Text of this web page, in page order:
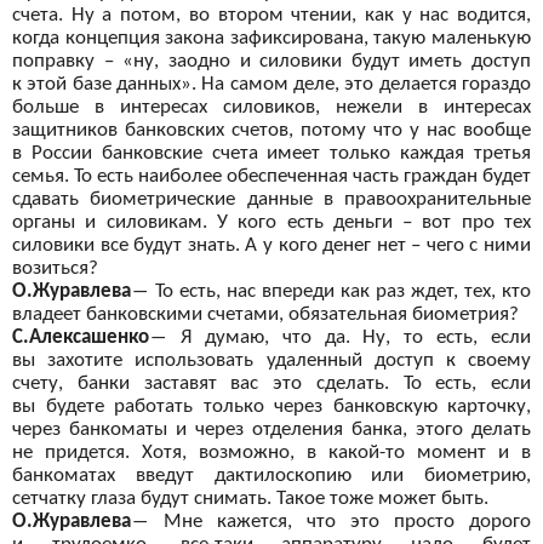
счета. Ну а потом, во втором чтении, как у нас водится,
когда концепция закона зафиксирована, такую маленькую
поправку – «ну, заодно и силовики будут иметь доступ
к этой базе данных». На самом деле, это делается гораздо
больше в
интересах силовиков, нежели в
интересах
защитников банковских счетов, потому что у нас вообще
в России банковские счета имеет только каждая третья
семья. То есть наиболее обеспеченная часть граждан будет
сдавать биометрические данные в
правоохранительные
органы и силовикам. У кого есть деньги – вот про тех
силовики все будут знать. А у кого денег нет – чего с ними
возиться?
О.Журавлева― То есть, нас впереди как раз ждет, тех, кто
владеет банковскими счетами, обязательная биометрия?
С.Алексашенко― Я думаю, что да. Ну, то
есть, если
вы
захотите использовать удаленный доступ к своему
счету, банки заставят вас это сделать. То
есть, если
вы будете работать только через банковскую карточку,
через банкоматы и через отделения банка, этого делать
не
придется. Хотя, возможно, в какой-то момент и
в
банкоматах введут дактилоскопию или биометрию,
сетчатку глаза будут снимать. Такое тоже может быть.
О.Журавлева―
Мне кажется, что это просто дорого